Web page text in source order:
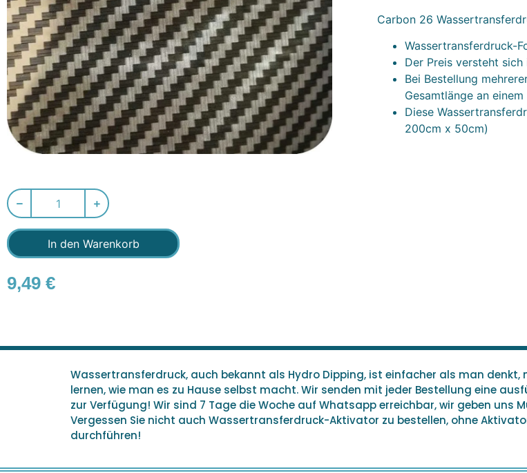
In den Warenkorb
9,49 €
Carbon 26
Wassertransferdruck-
Der Preis versteht
Bei Bestellung
Gesamtlänge an
Diese
200cm x 50cm)
Wassertransferdruck, auch bekannt als Hydro Dipping, ist einfacher als man
lernen, wie man es zu Hause selbst macht. Wir senden mit jeder Bestellung eine
zur Verfügung! Wir sind 7 Tage die Woche auf Whatsapp erreichbar, wir geben uns
Vergessen Sie nicht auch Wassertransferdruck-Aktivator zu bestellen, ohne
durchführen!